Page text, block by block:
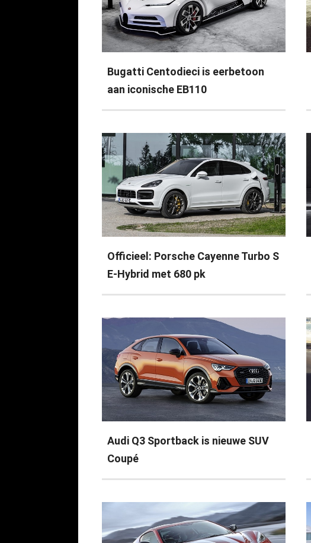
Bugatti Centodieci is eerbetoon
aan iconische EB110
Officieel: Porsche Cayenne Turbo S
E-Hybrid met 680 pk
Audi Q3 Sportback is nieuwe SUV
Coupé